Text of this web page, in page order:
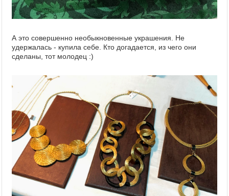
А это совершенно необыкновенные украшения. Не
удержалась - купила себе. Кто догадается, из чего они
сделаны, тот молодец :)